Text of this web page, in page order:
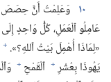
١٠ وَعَلِمْتُ أَنَّ حِصَصَ
عَامِلُو ٱلْعَمَلِ،‏ كُلُّ وَاحِدٍ
«لِمَاذَا أُهْمِلَ بَيْتُ ٱللهِ؟‏».‏ +
يَهُوذَا بِعُشْرِ + ٱلْقَمْحِ +